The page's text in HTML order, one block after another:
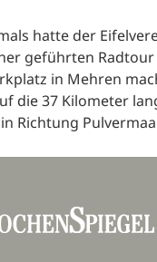
hatte der
geführten
in Mehren
die 37 Kilometer
Richtung